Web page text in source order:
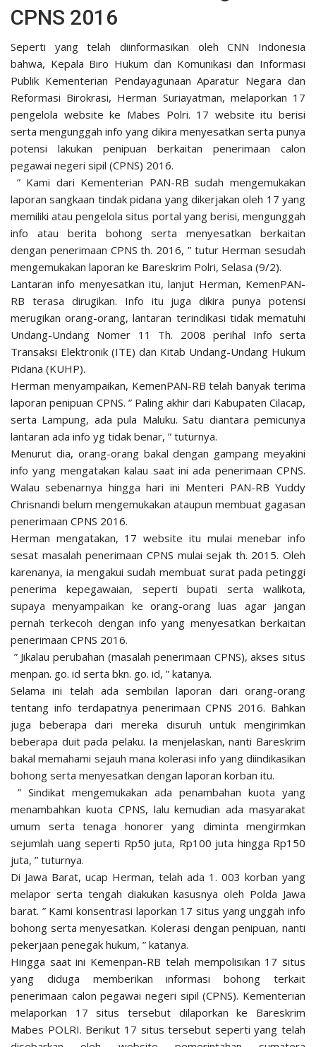
CPNS 2016
Seperti yang telah diinformasikan oleh CNN Indonesia
bahwa, Kepala Biro Hukum dan Komunikasi dan Informasi
Publik Kementerian Pendayagunaan Aparatur Negara dan
Reformasi Birokrasi, Herman Suriayatman, melaporkan 17
pengelola website ke Mabes Polri. 17 website itu berisi
serta mengunggah info yang dikira menyesatkan serta punya
potensi lakukan penipuan berkaitan penerimaan calon
pegawai negeri sipil (CPNS) 2016.
” Kami dari Kementerian PAN-RB sudah mengemukakan
laporan sangkaan tindak pidana yang dikerjakan oleh 17 yang
memiliki atau pengelola situs portal yang berisi, mengunggah
info atau berita bohong serta menyesatkan berkaitan
dengan penerimaan CPNS th. 2016, ” tutur Herman sesudah
mengemukakan laporan ke Bareskrim Polri, Selasa (9/2).
Lantaran info menyesatkan itu, lanjut Herman, KemenPAN-
RB terasa dirugikan. Info itu juga dikira punya potensi
merugikan orang-orang, lantaran terindikasi tidak mematuhi
Undang-Undang Nomer 11 Th. 2008 perihal Info serta
Transaksi Elektronik (ITE) dan Kitab Undang-Undang Hukum
Pidana (KUHP).
Herman menyampaikan, KemenPAN-RB telah banyak terima
laporan penipuan CPNS. ” Paling akhir dari Kabupaten Cilacap,
serta Lampung, ada pula Maluku. Satu diantara pemicunya
lantaran ada info yg tidak benar, ” tuturnya.
Menurut dia, orang-orang bakal dengan gampang meyakini
info yang mengatakan kalau saat ini ada penerimaan CPNS.
Walau sebenarnya hingga hari ini Menteri PAN-RB Yuddy
Chrisnandi belum mengemukakan ataupun membuat gagasan
penerimaan CPNS 2016.
Herman mengatakan, 17 website itu mulai menebar info
sesat masalah penerimaan CPNS mulai sejak th. 2015. Oleh
karenanya, ia mengakui sudah membuat surat pada petinggi
penerima kepegawaian, seperti bupati serta walikota,
supaya menyampaikan ke orang-orang luas agar jangan
pernah terkecoh dengan info yang menyesatkan berkaitan
penerimaan CPNS 2016.
” Jikalau perubahan (masalah penerimaan CPNS), akses situs
menpan. go. id serta bkn. go. id, ” katanya.
Selama ini telah ada sembilan laporan dari orang-orang
tentang info terdapatnya penerimaan CPNS 2016. Bahkan
juga beberapa dari mereka disuruh untuk mengirimkan
beberapa duit pada pelaku. Ia menjelaskan, nanti Bareskrim
bakal memahami sejauh mana kolerasi info yang diindikasikan
bohong serta menyesatkan dengan laporan korban itu.
” Sindikat mengemukakan ada penambahan kuota yang
menambahkan kuota CPNS, lalu kemudian ada masyarakat
umum serta tenaga honorer yang diminta mengirmkan
sejumlah uang seperti Rp50 juta, Rp100 juta hingga Rp150
juta, ” tuturnya.
Di Jawa Barat, ucap Herman, telah ada 1. 003 korban yang
melapor serta tengah diakukan kasusnya oleh Polda Jawa
barat. ” Kami konsentrasi laporkan 17 situs yang unggah info
bohong serta menyesatkan. Kolerasi dengan penipuan, nanti
pekerjaan penegak hukum, ” katanya.
Hingga saat ini Kemenpan-RB telah mempolisikan 17 situs
yang diduga memberikan informasi bohong terkait
penerimaan calon pegawai negeri sipil (CPNS). Kementerian
melaporkan 17 situs tersebut dilaporkan ke Bareskrim
Mabes POLRI. Berikut 17 situs tersebut seperti yang telah